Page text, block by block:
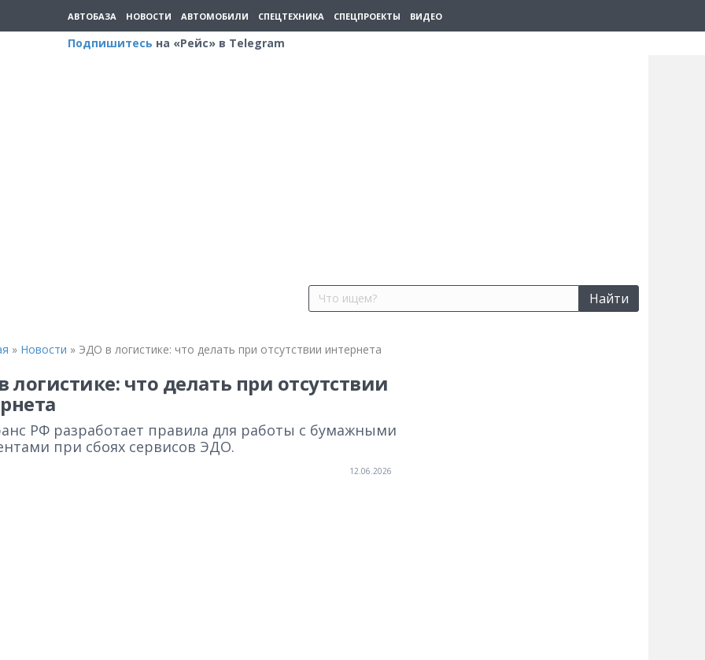
АВТОБАЗА НОВОСТИ АВТОМОБИЛИ СПЕЦТЕХНИКА СПЕЦПРОЕКТЫ ВИДЕО
Подпишитесь на «Рейс» в Telegram
Найти
» Новости » ЭДО в логистике: что делать при отсутствии интернета
логистике: что делать при отсутствии
РФ разработает правила для работы с бумажными
при сбоях сервисов ЭДО.
12.06.2026